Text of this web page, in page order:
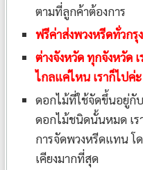
ตามที่ลูกค้าต้องการ
ฟรีค่าส่งพวงหรีดทั่วก
ต่างจังหวัด ทุกจังหวัด
ไกลแค่ไหน เราก็ไปค่ะ
ดอกไม้ที่ใช้จัดขึ้นอยู่กั
ดอกไม้ชนิดนั้นหมด เ
การจัดพวงหรีดแทน โ
เคียงมากที่สุด